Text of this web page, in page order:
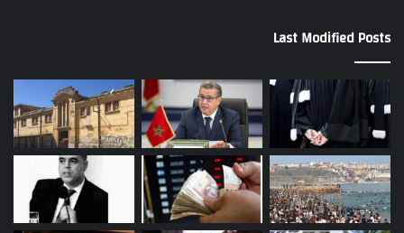
Last Modified Posts